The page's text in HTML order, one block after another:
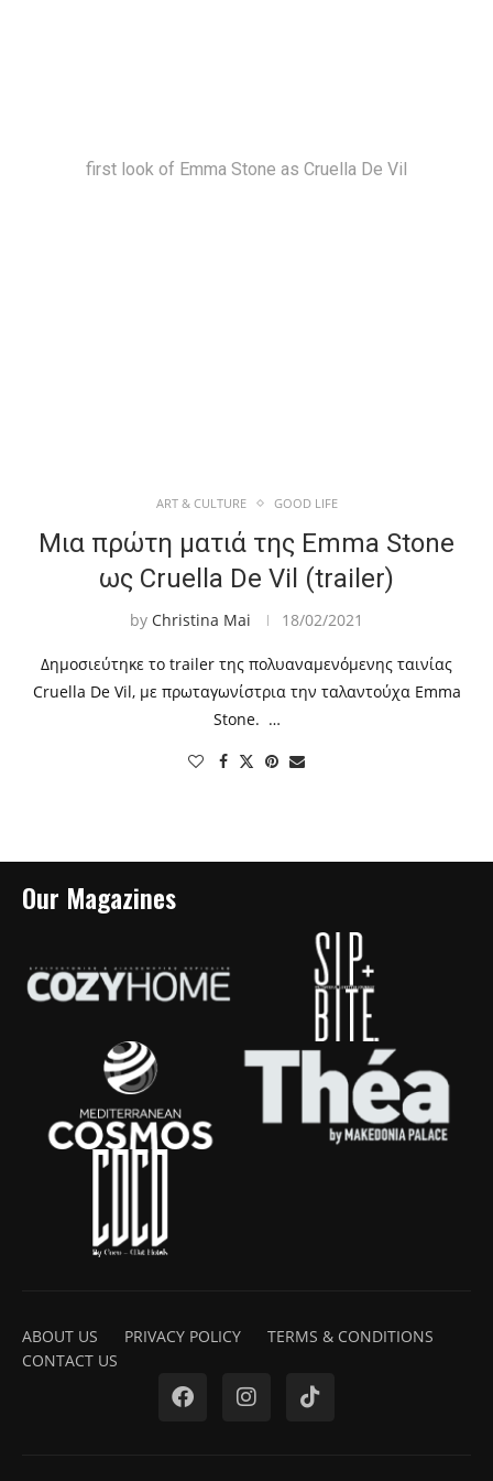
first look of Emma Stone as Cruella De Vil
ART & CULTURE GOOD LIFE
Μια πρώτη ματιά της Emma Stone
ως Cruella De Vil (trailer)
by Christina Mai 18/02/2021
Δημοσιεύτηκε το trailer της πολυαναμενόμενης ταινίας
Cruella De Vil, με πρωταγωνίστρια την ταλαντούχα Emma
Stone. …
Our Magazines
ABOUT US PRIVACY POLICY
TERMS & CONDITIONS
CONTACT US